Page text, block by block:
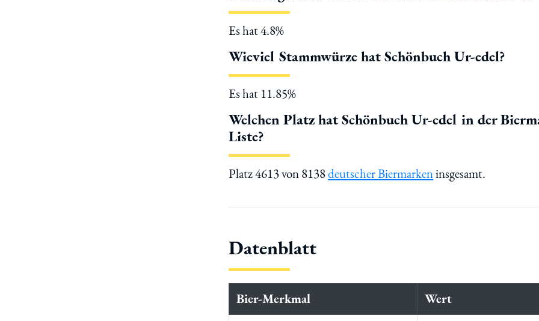
Es hat 4.8%
Wieviel Stammwürze hat Schönbuch Ur-edel?
Es hat 11.85%
Welchen Platz hat Schönbuch Ur-edel in der
Liste?
Platz 4613 von 8138deutscher Biermarkeninsgesamt.
Datenblatt
Bier-Merkmal
Wert